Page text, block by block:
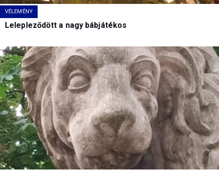
VÉLEMÉNY
Lelepleződött a nagy bábjátékos